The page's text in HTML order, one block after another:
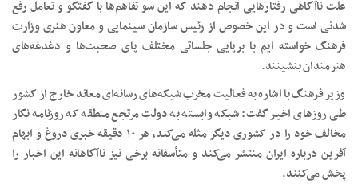
علت ناآگاهی رفتارهایی انجام دهند که این سو تفاهم‌ها با گفتگو و تعامل رفع
شدنی است و در این خصوص از رئیس سازمان سینمایی و معاون هنری وزارت
فرهنگ خواسته‌ ایم با برپایی جلساتی مختلف پای صحبت‌ها و دغدغه‌های
هنرمندان بنشینند.
وزیر فرهنگ با اشاره به فعالیت مخرب شبکه‌های رسانه‌ای معاند خارج از کشور
طی روزهای اخیر گفت: شبکه وابسته به دولت مرتجع منطقه که روزنامه نگار
مخالف خود را در کشوری دیگر مثله می‌کند، هر ۱۰ دقیقه خبری دروغ و ابهام
آفرین درباره ایران منتشر می‌کند و متأسفانه برخی نیز ناآگاهانه این اخبار را
پخش می‌کنند.